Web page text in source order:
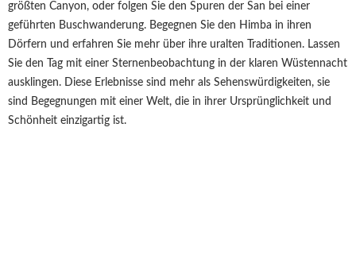
größten Canyon, oder folgen Sie den Spuren der San bei einer
geführten Buschwanderung. Begegnen Sie den Himba in ihren
Dörfern und erfahren Sie mehr über ihre uralten Traditionen. Lassen
Sie den Tag mit einer Sternenbeobachtung in der klaren Wüstennacht
ausklingen. Diese Erlebnisse sind mehr als Sehenswürdigkeiten, sie
sind Begegnungen mit einer Welt, die in ihrer Ursprünglichkeit und
Schönheit einzigartig ist.